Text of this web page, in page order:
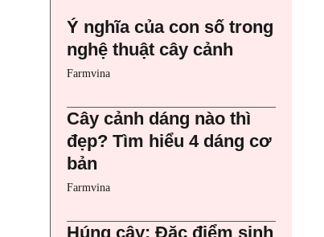
Ý nghĩa của con số trong
nghệ thuật cây cảnh
Farmvina
Cây cảnh dáng nào thì
đẹp? Tìm hiểu 4 dáng cơ
bản
Farmvina
Húng cây: Đặc điểm sinh